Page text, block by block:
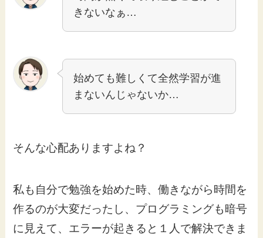
きないなぁ…
始めても難しくて全然学習が進
まないんじゃないか…
そんな心配ありますよね？
私も自分で勉強を始めた時、働きながら時間を
作るのが大変だったし、プログラミングも暗号
に見えて、エラーが起きると１人で解決できま